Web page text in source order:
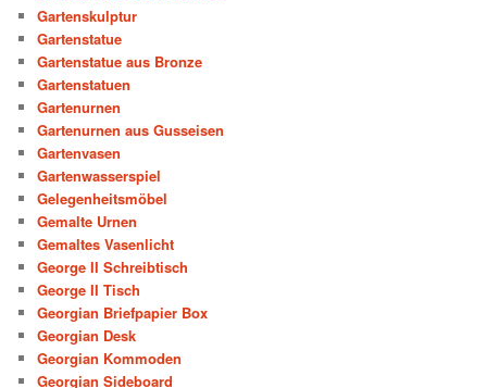
Gartenskulptur
Gartenstatue
Gartenstatue aus Bronze
Gartenstatuen
Gartenurnen
Gartenurnen aus Gusseisen
Gartenvasen
Gartenwasserspiel
Gelegenheitsmöbel
Gemalte Urnen
Gemaltes Vasenlicht
George II Schreibtisch
George II Tisch
Georgian Briefpapier Box
Georgian Desk
Georgian Kommoden
Georgian Sideboard